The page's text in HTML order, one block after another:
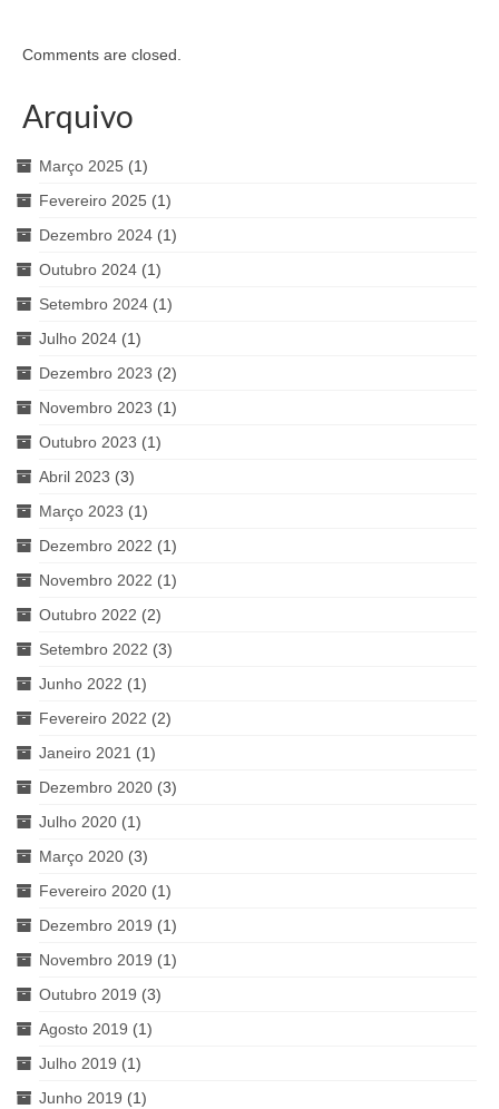
Comments are closed.
Arquivo
Março 2025 (1)
Fevereiro 2025 (1)
Dezembro 2024 (1)
Outubro 2024 (1)
Setembro 2024 (1)
Julho 2024 (1)
Dezembro 2023 (2)
Novembro 2023 (1)
Outubro 2023 (1)
Abril 2023 (3)
Março 2023 (1)
Dezembro 2022 (1)
Novembro 2022 (1)
Outubro 2022 (2)
Setembro 2022 (3)
Junho 2022 (1)
Fevereiro 2022 (2)
Janeiro 2021 (1)
Dezembro 2020 (3)
Julho 2020 (1)
Março 2020 (3)
Fevereiro 2020 (1)
Dezembro 2019 (1)
Novembro 2019 (1)
Outubro 2019 (3)
Agosto 2019 (1)
Julho 2019 (1)
Junho 2019 (1)